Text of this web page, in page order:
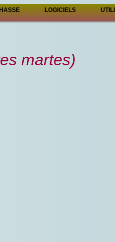
LOGICIELS
martes)